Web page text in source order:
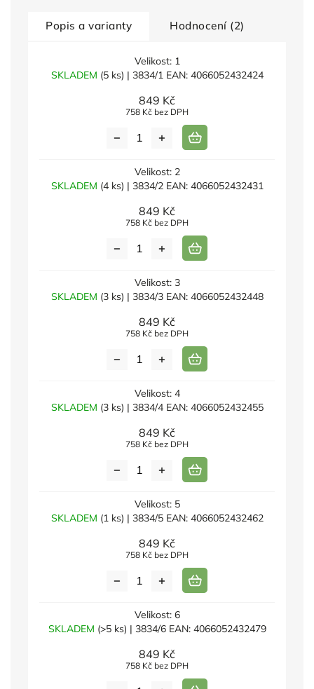
Popis a varianty Hodnocení (2)
Velikost: 1
SKLADEM (5 ks) | 3834/1 EAN: 4066052432424
849 Kč
758 Kč bez DPH
Velikost: 2
SKLADEM (4 ks) | 3834/2 EAN: 4066052432431
849 Kč
758 Kč bez DPH
Velikost: 3
SKLADEM (3 ks) | 3834/3 EAN: 4066052432448
849 Kč
758 Kč bez DPH
Velikost: 4
SKLADEM (3 ks) | 3834/4 EAN: 4066052432455
849 Kč
758 Kč bez DPH
Velikost: 5
SKLADEM (1 ks) | 3834/5 EAN: 4066052432462
849 Kč
758 Kč bez DPH
Velikost: 6
SKLADEM (>5 ks) | 3834/6 EAN: 4066052432479
849 Kč
758 Kč bez DPH